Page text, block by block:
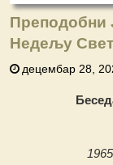
Преподобни
Недељу
децембар 28,